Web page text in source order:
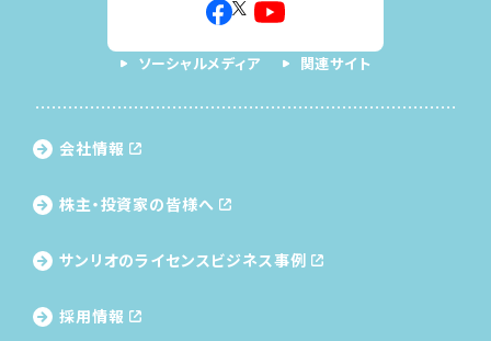
ソーシャルメディア 関連サイト
会社情報
株主・投資家の皆様へ
サンリオのライセンス ビジネス事例
採用情報